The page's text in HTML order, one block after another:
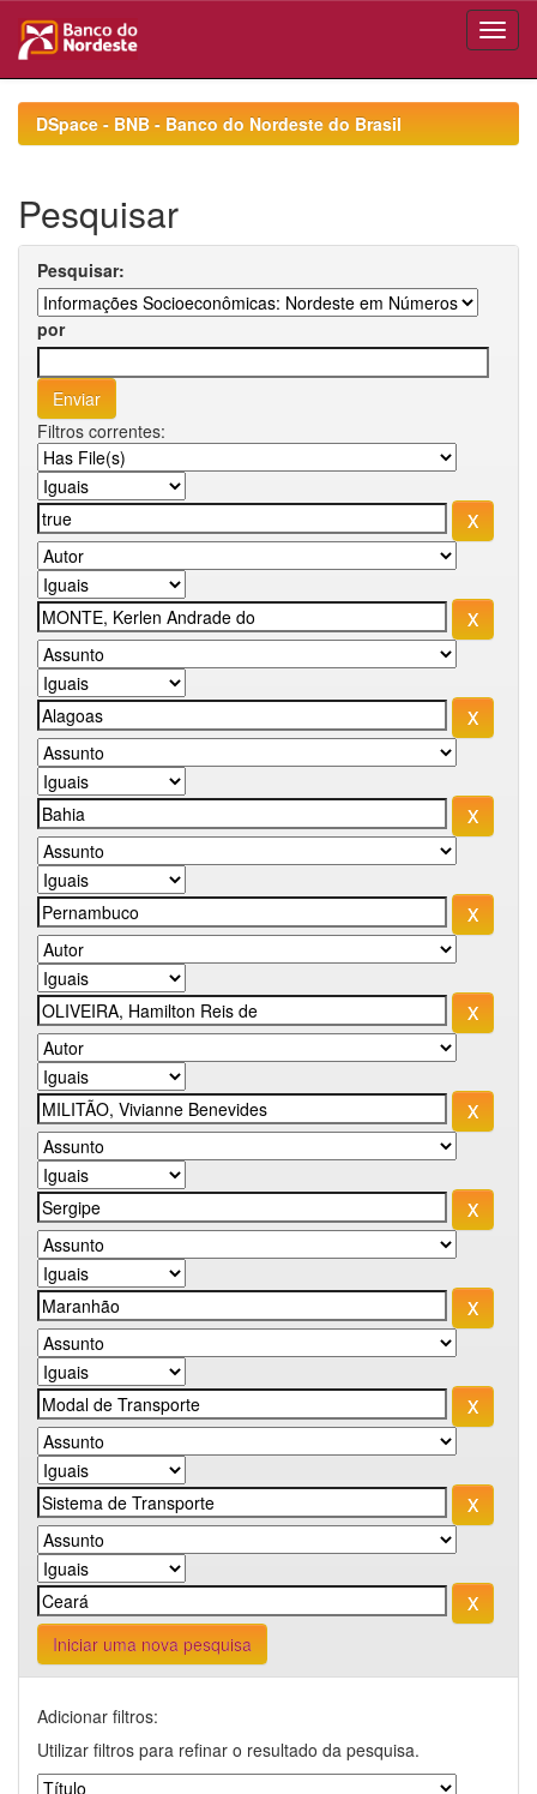
navigationDSpace - BNB - Banco do Nordeste do Brasil
Pesquisar
Pesquisar:
por
Filtros correntes:
Iniciar uma nova pesquisa
Adicionar filtros:
Utilizar filtros para refinar o resultado da pesquisa.